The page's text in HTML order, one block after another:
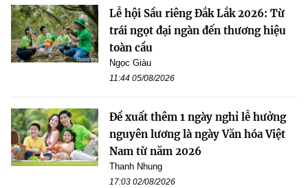
Lễ hội Sầu riêng Đắk Lắk 2026: Từ
trái ngọt đại ngàn đến thương hiệu
toàn cầu
Ngọc Giàu
11:44 05/08/2026
Đề xuất thêm 1 ngày nghỉ lễ hưởng
nguyên lương là ngày Văn hóa Việt
Nam từ năm 2026
Thanh Nhung
17:03 02/08/2026